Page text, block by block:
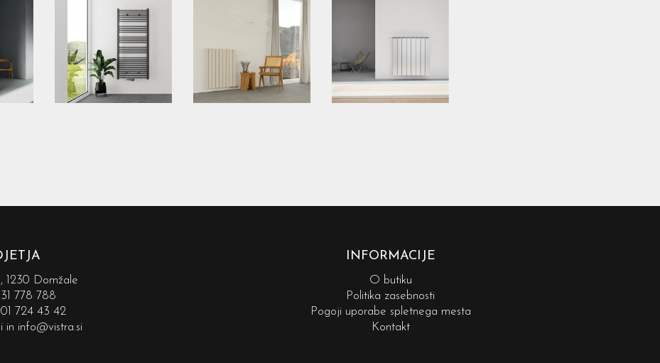
1230 Domžale
778 788
01 724 43 42
in info@vistra.si
INFORMACIJE
O butiku
Politika zasebnosti
Pogoji uporabe spletnega mesta
Kontakt